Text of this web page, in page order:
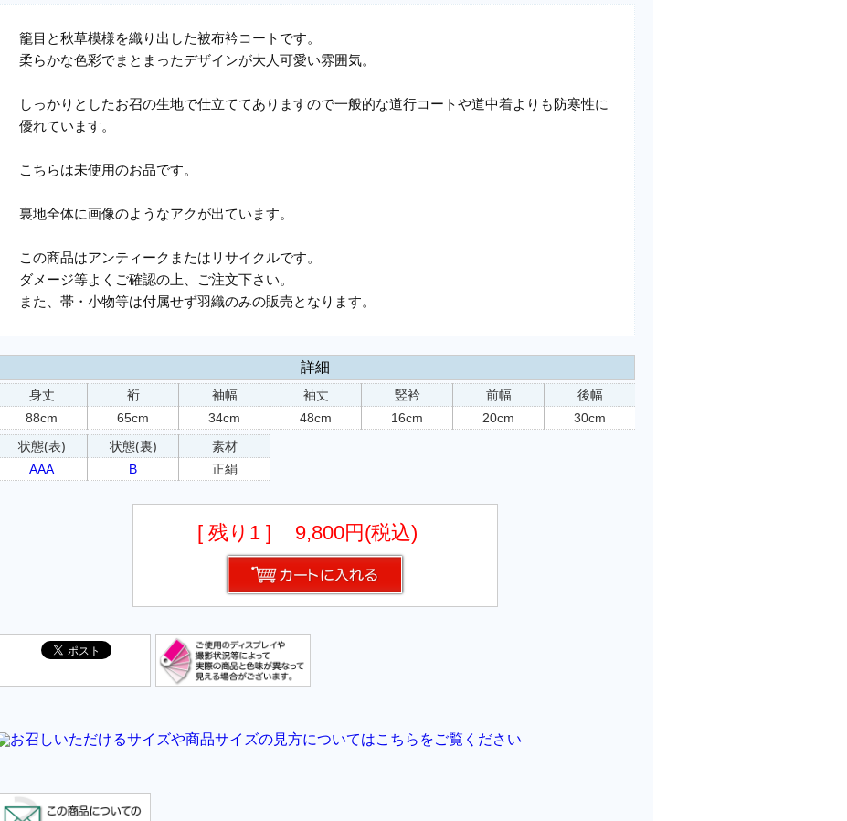
籠目と秋草模様を織り出した被布衿コートです。
柔らかな色彩でまとまったデザインが大人可愛い雰囲気。
しっかりとしたお召の生地で仕立ててありますので一般的な道行コートや道中着よりも防寒性に
優れています。
こちらは未使用のお品です。
裏地全体に画像のようなアクが出ています。
この商品はアンティークまたはリサイクルです。
ダメージ等よくご確認の上、ご注文下さい。
また、帯・小物等は付属せず羽織のみの販売となります。
詳細
身丈
88cm
裄
65cm
袖幅
34cm
袖丈
48cm
竪衿
16cm
前幅
20cm
後幅
30cm
状態(表)
AAA
状態(裏)
B
素材
正絹
[ 残り1 ] 9,800円(税込)